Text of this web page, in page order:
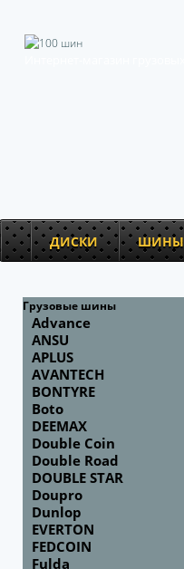
ДИСКИ ШИНЫ
Грузовые шины
Advance
ANSU
APLUS
AVANTECH
BONTYRE
Boto
DEEMAX
Double Coin
Double Road
DOUBLE STAR
Doupro
Dunlop
EVERTON
FEDCOIN
Fulda